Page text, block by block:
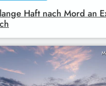
Haft nach Mord an